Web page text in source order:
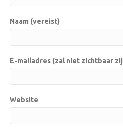
Naam (vereist)
E-mailadres (zal niet zichtbaar
Website